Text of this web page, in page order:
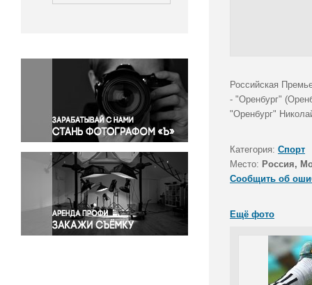
Окружающая среда
Политика
Правосудие
Происшествия и конфликты
Религия
Светская жизнь
Спорт
Экология
Экономика и бизнес
Российская
- "Оренбург"
"Оренбург"
Категория: Спорт
Место: Россия,
Сообщить об
Ещё фото